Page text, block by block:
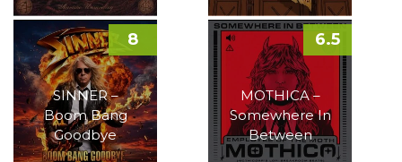
SINNER –
Boom Bang
Goodbye
8
MOTHICA –
Somewhere In
Between
6.5